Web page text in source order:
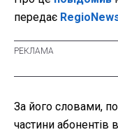
передає
За його словами,
частини абонентів